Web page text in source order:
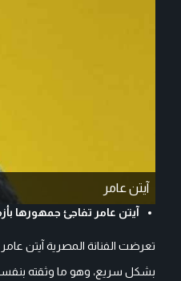
آيتن عامر
آيتن عامر تفاجئ جمهورها
تعرضت الفنانة المصرية آيتن
بشكل سريع، وهو ما وثقته